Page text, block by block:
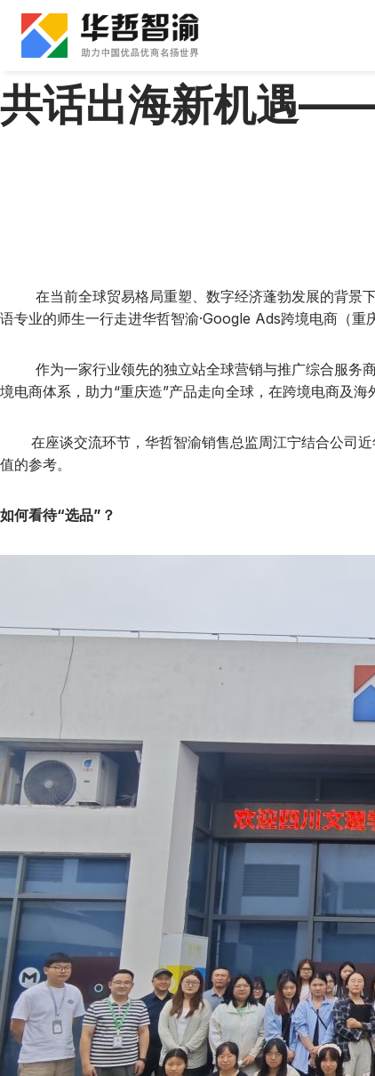
共话出海新机遇
在当前全球贸易格局重塑、数字经济蓬勃发展的背景下
语专业的师生一行走进华哲智渝·Google Ads跨境电商（重
作为一家行业领先的独立站全球营销与推广综合服务商
境电商体系，助力“重庆造”产品走向全球，在跨境电商及海
在座谈交流环节，华哲智渝销售总监周江宁结合公司近
值的参考。
如何看待“选品”？